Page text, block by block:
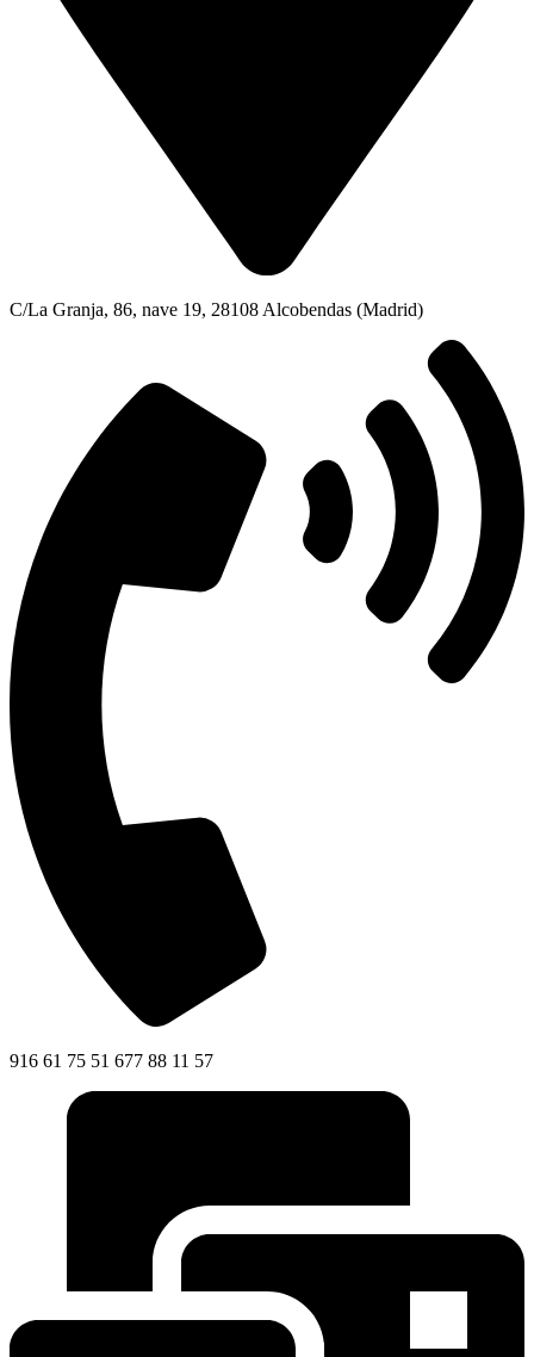
C/La Granja, 86, nave 19, 28108 Alcobendas (Madrid)
916 61 75 51 677 88 11 57